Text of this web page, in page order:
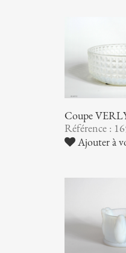
Coupe
Référence :
Ajouter à